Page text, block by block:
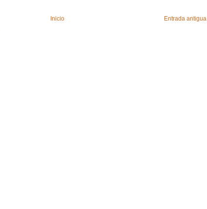
Entrada antigua
Inicio